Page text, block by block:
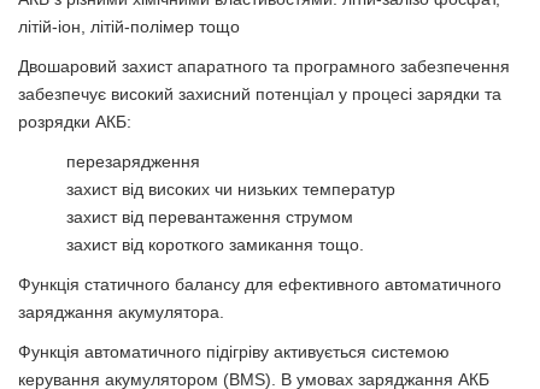
літій-іон, літій-полімер тощо
Двошаровий захист апаратного та програмного забезпечення
забезпечує високий захисний потенціал у процесі зарядки та
розрядки АКБ:
перезарядження
захист від високих чи низьких температур
захист від перевантаження струмом
захист від короткого замикання тощо.
Функція статичного балансу для ефективного автоматичного
заряджання акумулятора.
Функція автоматичного підігріву активується системою
керування акумулятором (BMS). В умовах заряджання АКБ